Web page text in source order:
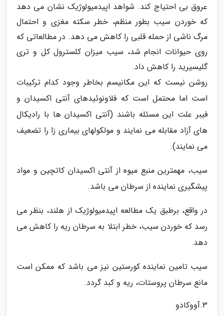
عروق بی احتیاج کند. شواهد اپیدمیولوژیک نشان می دهد
که خوردن سیب بطور منظم، خطر سکته مغزی و احتمال
مرگ ناشی از حمله قلبی را کاهش می دهد. در مطالعاتی که
روی حیوانات انجام شد، سیب میزان کلسترول کل و تری
گلیسیرید را کاهش داد.
روشن نیست که این مکانیسم بخاطر وجود کدام ترکیبات
است اما محتمل است که فلاونوئیدهای آنتی اکسیدان و
فیبر علت این مسئله باشند (آنتی اکسیدان ها با رادیکال
های آزاد مقابله می نمایند و مولکولهای بیماری زا را تضعیف
می نمایند).
سیب، مهمترین منبع میوه از آنتی اکسیدان کاتچین و مواد
پیشگیری نماینده از سرطان می باشد.
در واقع، برطبق یک مطالعه اپیدمیولوژیک از هلند، بنظر می
رسد که خوردن سیب، خطر ابتلا به سرطان ریه را کاهش می
دهد.
سیب تامین نماینده کورستین نیز می باشد که ممکن است
مانع سرطان پروستات، ریه و کبد گردد.
3.آووکادو